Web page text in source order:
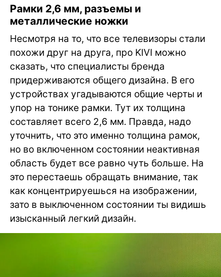
Рамки 2,6 мм, разъемы и
металлические ножки
Несмотря на то, что все телевизоры стали
похожи друг на друга, про KIVI можно
сказать, что специалисты бренда
придерживаются общего дизайна. В его
устройствах угадываются общие черты и
упор на тонике рамки. Тут их толщина
составляет всего 2,6 мм. Правда, надо
уточнить, что это именно толщина рамок,
но во включенном состоянии неактивная
область будет все равно чуть больше. На
это перестаешь обращать внимание, так
как концентрируешься на изображении,
зато в выключенном состоянии ты видишь
изысканный легкий дизайн.